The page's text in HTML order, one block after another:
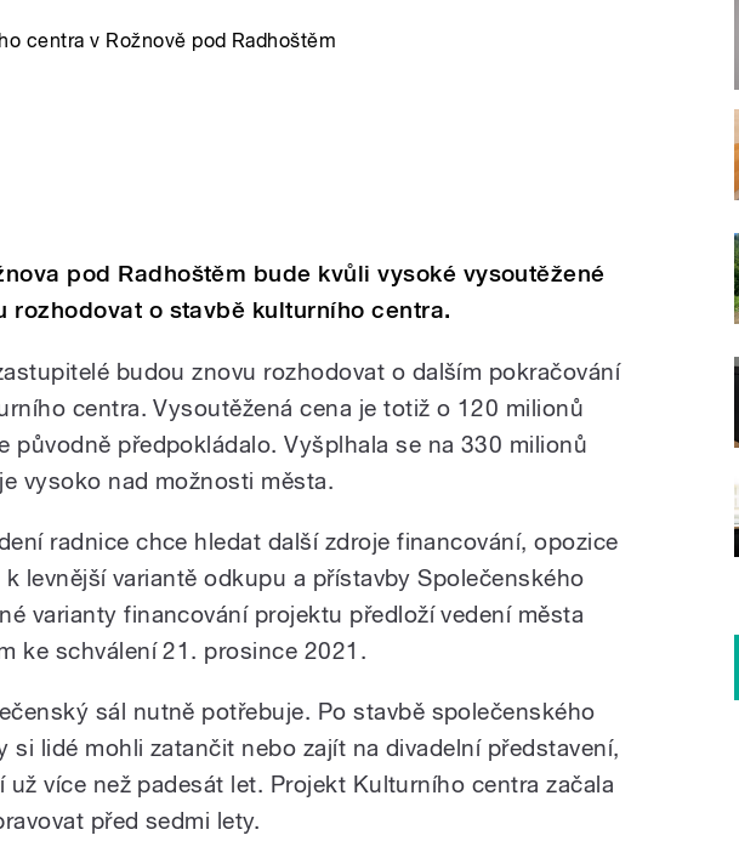
centra v Rožnově pod Radhoštěm
pod Radhoštěm bude kvůli vysoké vysoutěžené
rozhodovat o stavbě kulturního centra.
budou znovu rozhodovat o dalším pokračování
centra. Vysoutěžená cena je totiž o 120 milionů
původně předpokládalo. Vyšplhala se na 330 milionů
vysoko nad možnosti města.
radnice chce hledat další zdroje financování, opozice
levnější variantě odkupu a přístavby Společenského
varianty financování projektu předloží vedení města
ke schválení 21. prosince 2021.
sál nutně potřebuje. Po stavbě společenského
si lidé mohli zatančit nebo zajít na divadelní představení,
už více než padesát let. Projekt Kulturního centra začala
před sedmi lety.